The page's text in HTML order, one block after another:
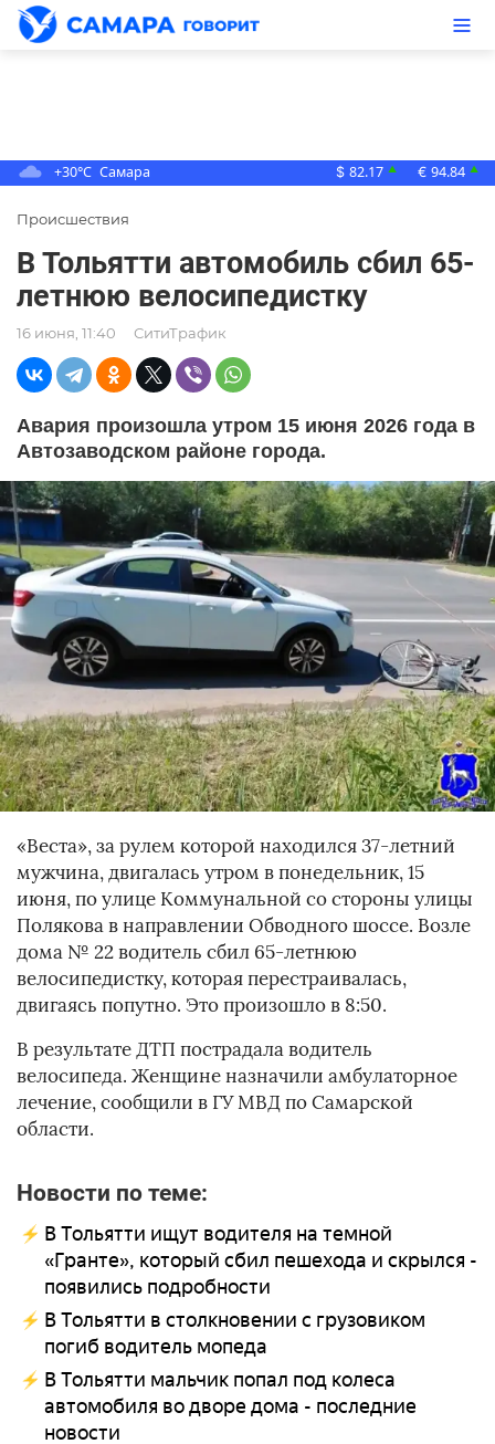
+30°C Самара $ 82.17 ▲ € 94.84 ▲
Происшествия
В Тольятти автомобиль сбил 65-
летнюю велосипедистку
16 июня, 11:40 СитиТрафик
Авария произошла утром 15 июня 2026 года в
Автозаводском районе города.
«Веста», за рулем которой находился 37-летний
мужчина, двигалась утром в понедельник, 15
июня, по улице Коммунальной со стороны улицы
Полякова в направлении Обводного шоссе. Возле
дома № 22 водитель сбил 65-летнюю
велосипедистку, которая перестраивалась,
двигаясь попутно. Это произошло в 8:50.
В результате ДТП пострадала водитель
велосипеда. Женщине назначили амбулаторное
лечение, сообщили в ГУ МВД по Самарской
области.
Новости по теме:
В Тольятти ищут водителя на темной
«Гранте», который сбил пешехода и скрылся -
появились подробности
В Тольятти в столкновении с грузовиком
погиб водитель мопеда
В Тольятти мальчик попал под колеса
автомобиля во дворе дома - последние
новости